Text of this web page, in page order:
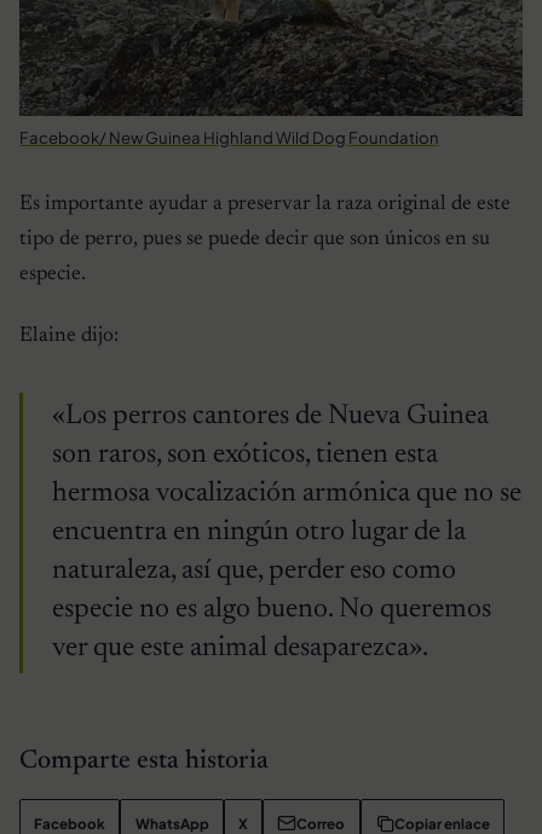
Facebook/ New Guinea Highland Wild Dog Foundation
Es importante ayudar a preservar la raza original de este
tipo de perro, pues se puede decir que son únicos en su
especie.
Elaine dijo:
«Los perros cantores de Nueva Guinea
son raros, son exóticos, tienen esta
hermosa vocalización armónica que no se
encuentra en ningún otro lugar de la
naturaleza, así que, perder eso como
especie no es algo bueno. No queremos
ver que este animal desaparezca».
Comparte esta historia
Facebook WhatsApp X Correo Copiar enlace